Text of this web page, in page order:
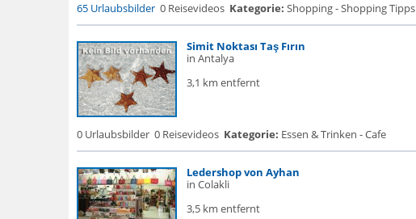
65 Urlaubsbilder 0 Reisevideos Kategorie: Shopping - Shopping Tipps
Simit Noktası Taş Fırın
in Antalya
3,1 km entfernt
0 Urlaubsbilder 0 Reisevideos Kategorie: Essen & Trinken - Cafe
Ledershop von Ayhan
in Colakli
3,5 km entfernt